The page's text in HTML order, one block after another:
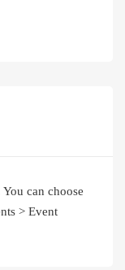
can choose
> Event